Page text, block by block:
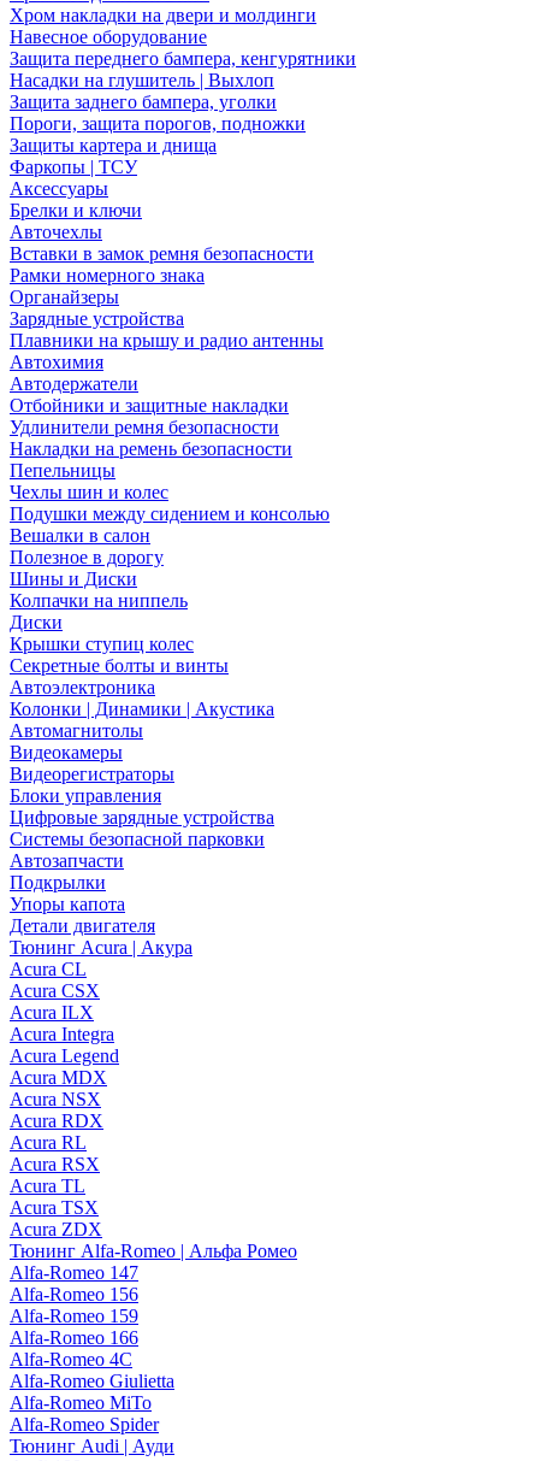
Хром накладки на двери и молдинги
Навесное оборудование
Защита переднего бампера, кенгурятники
Насадки на глушитель | Выхлоп
Защита заднего бампера, уголки
Пороги, защита порогов, подножки
Защиты картера и днища
Фаркопы | ТСУ
Аксессуары
Брелки и ключи
Авточехлы
Вставки в замок ремня безопасности
Рамки номерного знака
Органайзеры
Зарядные устройства
Плавники на крышу и радио антенны
Автохимия
Автодержатели
Отбойники и защитные накладки
Удлинители ремня безопасности
Накладки на ремень безопасности
Пепельницы
Чехлы шин и колес
Подушки между сидением и консолью
Вешалки в салон
Полезное в дорогу
Шины и Диски
Колпачки на ниппель
Диски
Крышки ступиц колес
Секретные болты и винты
Автоэлектроника
Колонки | Динамики | Акустика
Автомагнитолы
Видеокамеры
Видеорегистраторы
Блоки управления
Цифровые зарядные устройства
Системы безопасной парковки
Автозапчасти
Подкрылки
Упоры капота
Детали двигателя
Тюнинг Acura | Акура
Acura CL
Acura CSX
Acura ILX
Acura Integra
Acura Legend
Acura MDX
Acura NSX
Acura RDX
Acura RL
Acura RSX
Acura TL
Acura TSX
Acura ZDX
Тюнинг Alfa-Romeo | Альфа Ромео
Alfa-Romeo 147
Alfa-Romeo 156
Alfa-Romeo 159
Alfa-Romeo 166
Alfa-Romeo 4C
Alfa-Romeo Giulietta
Alfa-Romeo MiTo
Alfa-Romeo Spider
Тюнинг Audi | Ауди